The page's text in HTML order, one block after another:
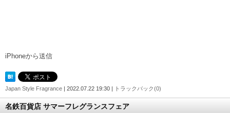
iPhoneから送信
Japan Style Fragrance | 2022.07.22 19:30 | トラックバック(0)
名鉄百貨店 サマーフレグランスフェア